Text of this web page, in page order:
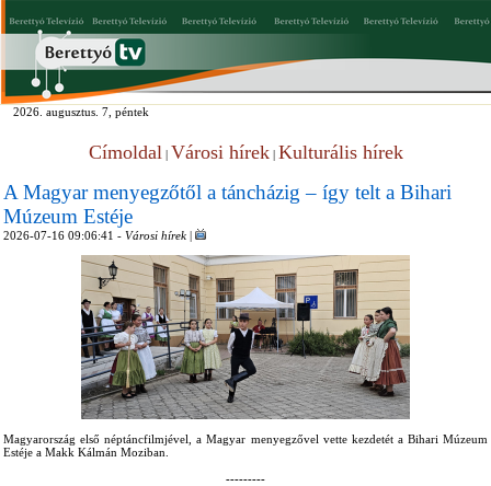
2026. augusztus. 7, péntek
Címoldal | Városi hírek| Kulturális hírek
A Magyar menyegzőtől a táncházig – így telt a Bihari
Múzeum Estéje
2026-07-16 09:06:41 - Városi hírek |
Magyarország első néptáncfilmjével, a Magyar menyegzővel vette kezdetét a Bihari Múzeum
Estéje a Makk Kálmán Moziban.
---------